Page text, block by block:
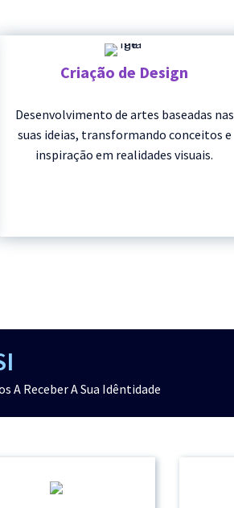
Criação de Design
Desenvolvimento de artes baseadas nas
suas ideias, transformando conceitos e
inspiração em realidades visuais.
A Receber A Sua Idêntidade